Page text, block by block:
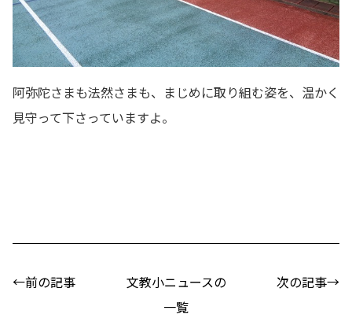
阿弥陀さまも法然さまも、まじめに取り組む姿を、温かく
見守って下さっていますよ。
←前の記事
文教小ニュースの
一覧
次の記事→